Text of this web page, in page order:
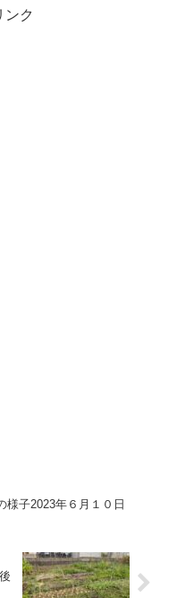
ンク
子2023年６月１０日